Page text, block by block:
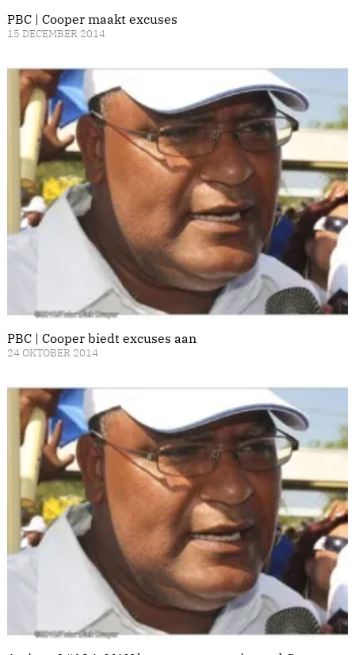
PBC | Cooper maakt excuses
15 DECEMBER 2014
PBC | Cooper biedt excuses aan
24 OKTOBER 2014